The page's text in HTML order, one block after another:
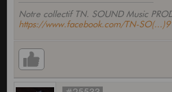
Notre collectif TN. SOUND Music
https://www.facebook.com/TN-